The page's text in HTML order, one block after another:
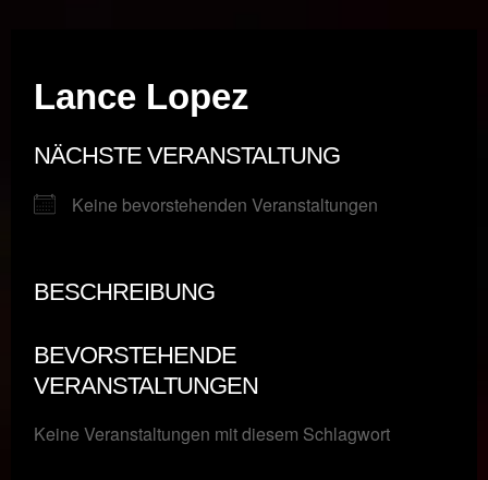
Lance Lopez
NÄCHSTE VERANSTALTUNG
Keine bevorstehenden Veranstaltungen
BESCHREIBUNG
BEVORSTEHENDE
VERANSTALTUNGEN
Keine Veranstaltungen mit diesem Schlagwort